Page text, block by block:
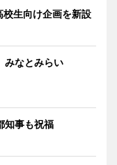
生向け企画を新設
みなとみらい
知事も祝福